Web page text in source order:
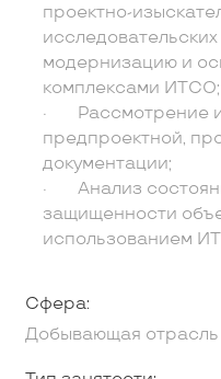
проектно-
модернизацию и
комплексами ИТСО;
· Рассмотрение и
предпроектной,
документации;
· Анализ
защищенности
использованием
Сфера:
Добывающая отрасль